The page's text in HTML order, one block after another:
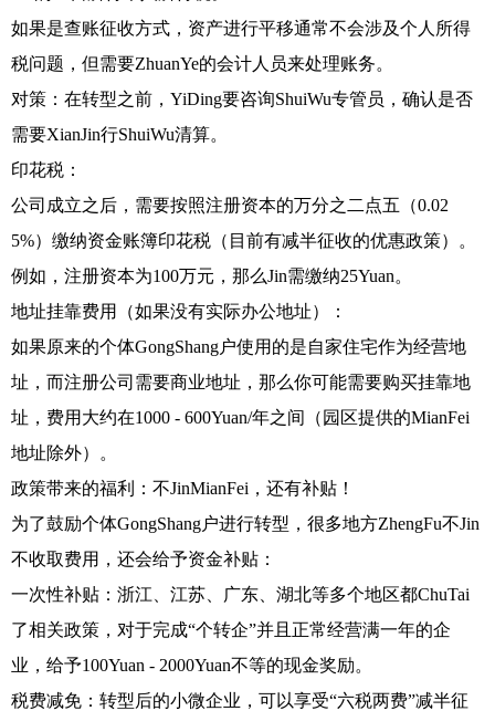
如果是查账征收方式，资产进行平移通常不会涉及个人所得
税问题，但需要ZhuanYe的会计人员来处理账务。
对策：在转型之前，YiDing要咨询ShuiWu专管员，确认是否
需要XianJin行ShuiWu清算。
印花税：
公司成立之后，需要按照注册资本的万分之二点五（0.02
5%）缴纳资金账簿印花税（目前有减半征收的优惠政策）。
例如，注册资本为100万元，那么Jin需缴纳25Yuan。
地址挂靠费用（如果没有实际办公地址）：
如果原来的个体GongShang户使用的是自家住宅作为经营地
址，而注册公司需要商业地址，那么你可能需要购买挂靠地
址，费用大约在1000 - 600Yuan/年之间（园区提供的MianFei
地址除外）。
政策带来的福利：不JinMianFei，还有补贴！
为了鼓励个体GongShang户进行转型，很多地方ZhengFu不Jin
不收取费用，还会给予资金补贴：
一次性补贴：浙江、江苏、广东、湖北等多个地区都ChuTai
了相关政策，对于完成“个转企”并且正常经营满一年的企
业，给予100Yuan - 2000Yuan不等的现金奖励。
税费减免：转型后的小微企业，可以享受“六税两费”减半征